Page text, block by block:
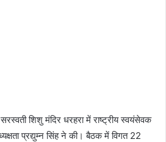
शिशु मंदिर धरहरा में राष्ट्रीय स्वयंसेवक
प्रद्युम्न सिंह ने की। बैठक में विगत 22